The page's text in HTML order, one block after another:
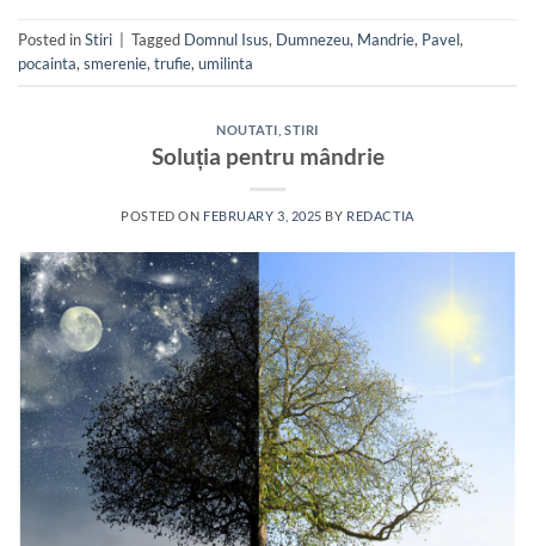
Posted inStiri Tagged Domnul Isus, Dumnezeu, Mandrie, Pavel,
pocainta, smerenie, trufie, umilinta
NOUTATI ,STIRI
Soluția pentru mândrie
POSTED ON FEBRUARY 3, 2025 BY REDACTIA